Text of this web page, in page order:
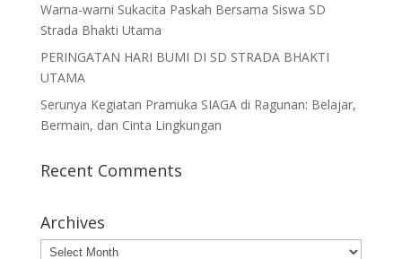
Warna-warni Sukacita Paskah Bersama Siswa SD
Strada Bhakti Utama
PERINGATAN HARI BUMI DI SD STRADA BHAKTI
UTAMA
Serunya Kegiatan Pramuka SIAGA di Ragunan: Belajar,
Bermain, dan Cinta Lingkungan
Recent Comments
Archives
Archives